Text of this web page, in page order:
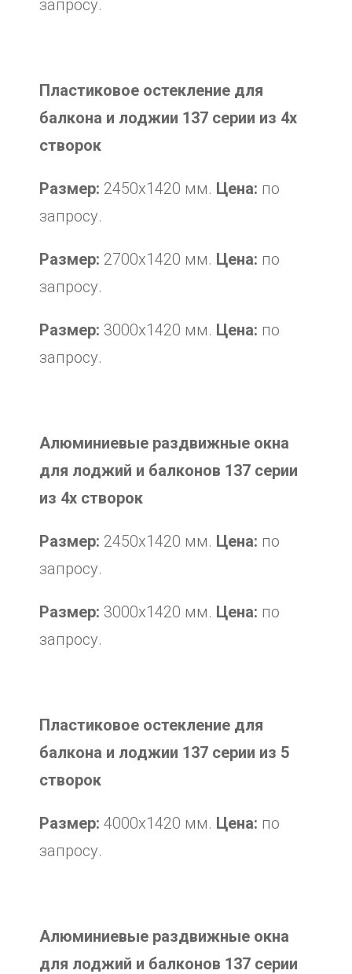
запросу.
Пластиковое остекление для
балкона и лоджии 137 серии из 4х
створок
Размер: 2450х1420 мм. Цена: по
запросу.
Размер: 2700х1420 мм. Цена: по
запросу.
Размер: 3000х1420 мм. Цена: по
запросу.
Алюминиевые раздвижные окна
для лоджий и балконов 137 серии
из 4х створок
Размер: 2450х1420 мм. Цена: по
запросу.
Размер: 3000х1420 мм. Цена: по
запросу.
Пластиковое остекление для
балкона и лоджии 137 серии из 5
створок
Размер: 4000х1420 мм. Цена: по
запросу.
Алюминиевые раздвижные окна
для лоджий и балконов 137 серии